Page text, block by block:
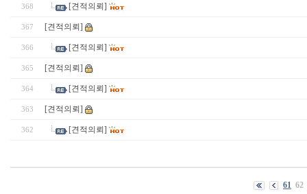
368 [견적의뢰]
367 [견적의뢰]
366 [견적의뢰]
365 [견적의뢰]
364 [견적의뢰]
363 [견적의뢰]
362 [견적의뢰]
61 62